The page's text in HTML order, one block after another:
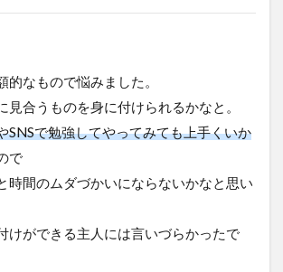
的なもので悩みました。
見合うものを身に付けられるかなと。
SNSで勉強してやってみても上手くいか
で
時間のムダづかいにならないかなと思い
けができる主人には言いづらかったで